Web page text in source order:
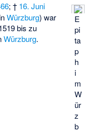
E
pi
ta
p
h
i
m
W
ür
z
b
; † 16. Juni
inWürzburg) war
bis zu
Würzburg.